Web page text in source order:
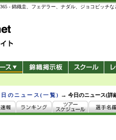
- 錦織圭、フェデラー、ナダル、ジョコビッチ
日のニュース(一覧) →今日のニュース(詳